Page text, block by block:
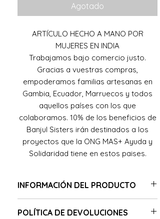
Agotado
ARTÍCULO HECHO A MANO POR
MUJERES EN INDIA
Trabajamos bajo comercio justo.
Gracias a vuestras compras,
empoderamos familias artesanas en
Gambia, Ecuador, Marruecos y todos
aquellos países con los que
colaboramos. 10% de los beneficios de
Banjul Sisters irán destinados a los
proyectos que la ONG MAS+ Ayuda y
Solidaridad tiene en estos paises.
INFORMACIÓN DEL PRODUCTO
con mezcla de estampados indios.
POLÍTICA DE DEVOLUCIONES